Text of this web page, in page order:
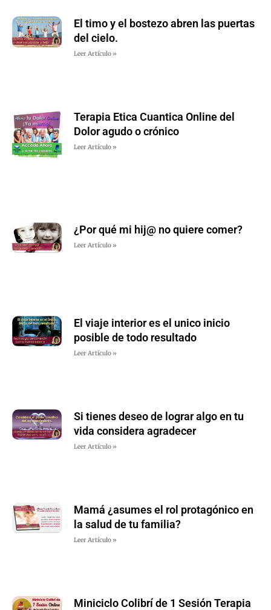
El timo y el bostezo abren las puertas
del cielo.
Leer Artículo »
Terapia Etica Cuantica Online del
Dolor agudo o crónico
Leer Artículo »
¿Por qué mi hij@ no quiere comer?
Leer Artículo »
El viaje interior es el unico inicio
posible de todo resultado
Leer Artículo »
Si tienes deseo de lograr algo en tu
vida considera agradecer
Leer Artículo »
Mamá ¿asumes el rol protagónico en
la salud de tu familia?
Leer Artículo »
Miniciclo Colibrí de 1 Sesión Terapia